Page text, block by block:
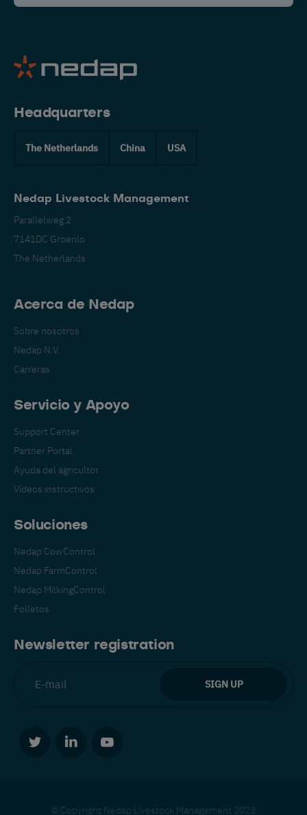
Headquarters
The Netherlands China USA
Nedap Livestock Management
Parallelweg 2
7141DC Groenlo
The Netherlands
Acerca de Nedap
Sobre nosotros
Nedap N.V.
Carreras
Servicio y Apoyo
Support Center
Partner Portal
Ayuda del agricultor
Vídeos instructivos
Soluciones
Nedap CowControl
Nedap FarmControl
Nedap MilkingControl
Folletos
Newsletter registration
© Copyright Nedap Livestock Management 2023